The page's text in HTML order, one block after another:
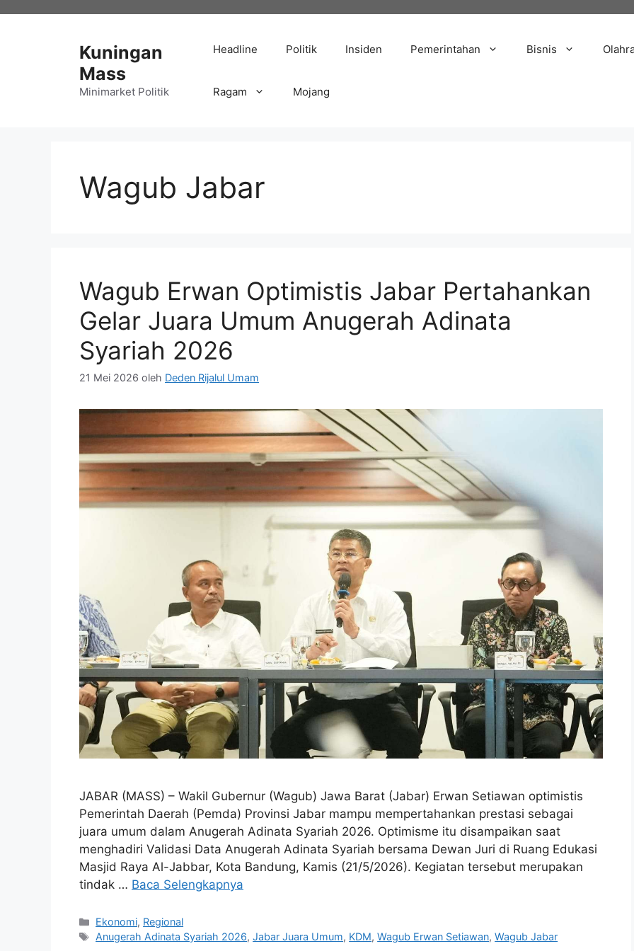
Kuningan
Mass
Minimarket Politik
Headline Politik Insiden Pemerintahan Bisnis
Ragam Mojang
Wagub Jabar
Wagub Erwan Optimistis Jabar Pertahankan
Gelar Juara Umum Anugerah Adinata
Syariah 2026
21 Mei 2026 oleh Deden Rijalul Umam
JABAR (MASS) – Wakil Gubernur (Wagub) Jawa Barat (Jabar) Erwan Setiawan optimistis
Pemerintah Daerah (Pemda) Provinsi Jabar mampu mempertahankan prestasi sebagai
juara umum dalam Anugerah Adinata Syariah 2026. Optimisme itu disampaikan saat
menghadiri Validasi Data Anugerah Adinata Syariah bersama Dewan Juri di Ruang Edukasi
Masjid Raya Al-Jabbar, Kota Bandung, Kamis (21/5/2026). Kegiatan tersebut merupakan
tindak … Baca Selengkapnya
Kategori
Ekonomi, Regional
Tag
Anugerah Adinata Syariah 2026,Jabar Juara Umum, KDM,Wagub Erwan Setiawan,Wagub Jabar